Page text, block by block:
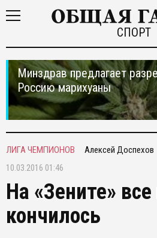
СПОРТ
Минздрав предлагает
Россию марихуаны
ЛИГА ЧЕМПИОНОВ Алексей Доспехов
10.03.2016 01:46
На «Зените» все
кончилось